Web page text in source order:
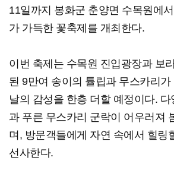
11일까지 봉화군 춘양면 수목원에
가 가득한 꽃축제를 개최한다.
이번 축제는 수목원 진입광장과 보
된 9만여 송이의 튤립과 무스카리
날의 감성을 한층 더할 예정이다. 다
과 푸른 무스카리 군락이 어우러져
며, 방문객들에게 자연 속에서 힐링
선사한다.